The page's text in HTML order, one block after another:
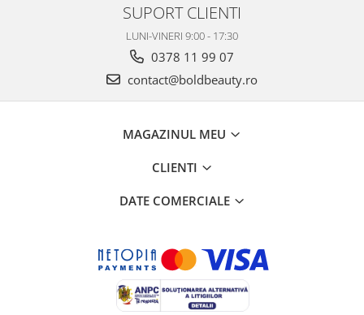
SUPORT CLIENTI
LUNI-VINERI 9:00 - 17:30
0378 11 99 07
contact@boldbeauty.ro
MAGAZINUL MEU
CLIENTI
DATE COMERCIALE